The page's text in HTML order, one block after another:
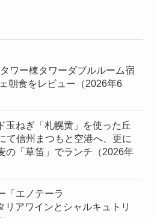
ワー棟タワーダブルルーム宿
朝食をレビュー（2026年6
玉ねぎ「札幌黄」を使った丘
て信州まつもと空港へ、更に
の「草笛」でランチ（2026年
「エノテーラ
リアワインとシャルキュトリ